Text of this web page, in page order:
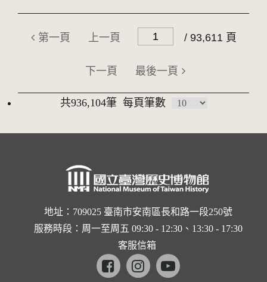
第一頁 上一頁 / 93,611 頁
下一頁 最後一頁
共936,104筆 每頁筆數
地址：709025 臺南市安南區長和路一段250號
服務時段：周一至周五 09:30 - 12:30、13:30 - 17:30
客服信箱
Facebookinstagramyoutube